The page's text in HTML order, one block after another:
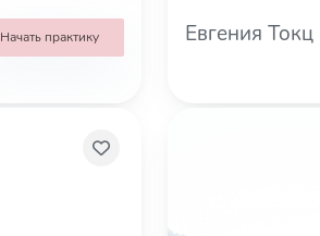
Начать практику Евгения Токц